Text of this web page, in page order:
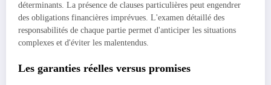
déterminants. La présence de clauses particulières peut engendrer
des obligations financières imprévues. L'examen détaillé des
responsabilités de chaque partie permet d'anticiper les situations
complexes et d'éviter les malentendus.
Les garanties réelles versus promises